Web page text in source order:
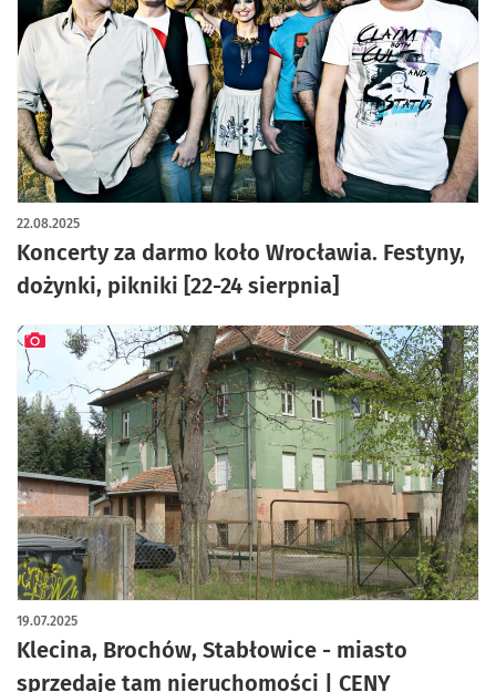
Koncerty za darmo koło Wrocławia. Festyny,
dożynki, pikniki [22-24 sierpnia]
22.08.2025
artykuł z galerią zdjęć
Klecina, Brochów, Stabłowice - miasto
sprzedaje tam nieruchomości | CENY
19.07.2025
artykuł z galerią zdjęć